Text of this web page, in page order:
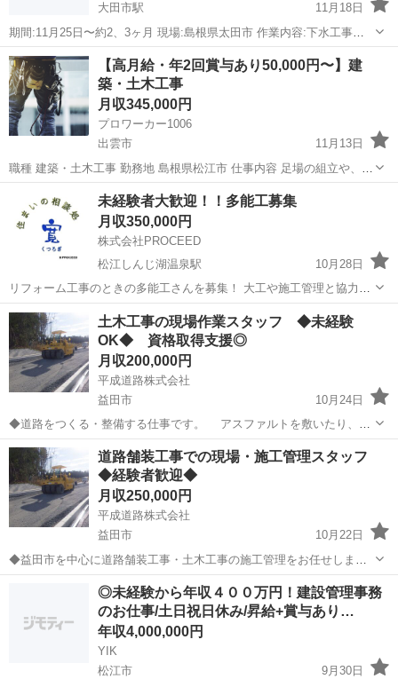
大田市駅
11月18日
期間:11月25日〜約2、3ヶ月 現場:島根県太田市 作業内容:下水工事手
元 ダンプ 単価 人工/15,000 税別 必須 中型免許 ※宿あり。 支払
い: 末締め翌々月5日
島根 大田市 大田市駅 その他
【高月給・年2回賞与あり50,000円〜】建
築・土木工事
月収345,000円
プロワーカー1006
出雲市
11月13日
職種 建築・土木工事 勤務地 島根県松江市 仕事内容 足場の組立や、土
木工事、建物解体工事などが主なお仕事です。 ※未経験者の採用実績
あり ※各種資格取得（足場作業主任者・玉掛けなど）を目指せま
す。...
その他 未経験
未経験者大歓迎！！多能工募集
月収350,000円
株式会社PROCEED
松江しんじ湖温泉駅
10月28日
リフォーム工事のときの多能工さんを募集！ 大工や施工管理と協力し
て、 建物、店舗、新築住宅、住宅リフォームに関する仕事です。 ◆大
工作業・修繕工事・造作大工等、 様々な作業に対応していただく仕事
になります・基本は会社...
島根 松江市 松江しんじ湖温泉駅 内装職人 未経験
土木工事の現場作業スタッフ ◆未経験
OK◆ 資格取得支援◎
月収200,000円
平成道路株式会社
益田市
10月24日
◆道路をつくる・整備する仕事です。 アスファルトを敷いたり、重
機の補助作業を行ったりしながら地域生活を支えるお仕事です。 未
経験の方でも始めやすい職場環境です。 ●アスファルト舗装の準備や
整地作業、道具の片付け...
島根 益田市 その他 未経験
道路舗装工事での現場・施工管理スタッフ
◆経験者歓迎◆
月収250,000円
平成道路株式会社
益田市
10月22日
◆益田市を中心に道路舗装工事・土木工事の施工管理をお任せしま
す。 現場の工程・安全・品質を管理し、確かな技術で地域インフラ
を支える重要な役割です。 経験者採用 ●舗装・土木工事における施
工計画の立案、工程・安全...
土木 業務
◎未経験から年収４００万円！建設管理事務
のお仕事/土日祝日休み/昇給+賞与あり…
年収4,000,000円
YIK
松江市
9月30日